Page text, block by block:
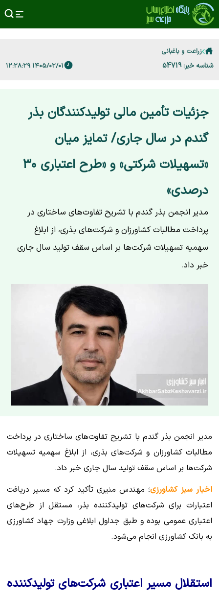
زراعت و باغبانی
شناسه خبر: 54719 ۱۴۰۵/۰۲/۰۱ ۱۲:۲۸:۲۹
جزئیات تأمین مالی تولیدکنندگان بذر
گندم در سال جاری/ تمایز میان
«تسهیلات شرکتی» و «طرح اعتباری ۳۰
درصدی»
مدیر انجمن بذر گندم با تشریح تفاوت‌های ساختاری در
پرداخت مطالبات کشاورزان و شرکت‌های بذری، از ابلاغ
سهمیه تسهیلات شرکت‌ها بر اساس سقف تولید سال جاری
خبر داد.
مدیر انجمن بذر گندم با تشریح تفاوت‌های ساختاری در پرداخت
مطالبات کشاورزان و شرکت‌های بذری، از ابلاغ سهمیه تسهیلات
شرکت‌ها بر اساس سقف تولید سال جاری خبر داد.
اخبار سبز کشاورزی؛ مهندس منیری تأکید کرد که مسیر دریافت
اعتبارات برای شرکت‌های تولیدکننده بذر، مستقل از طرح‌های
اعتباری عمومی بوده و طبق جداول ابلاغی وزارت جهاد کشاورزی
به بانک کشاورزی انجام می‌شود.
استقلال مسیر اعتباری شرکت‌های تولیدکننده